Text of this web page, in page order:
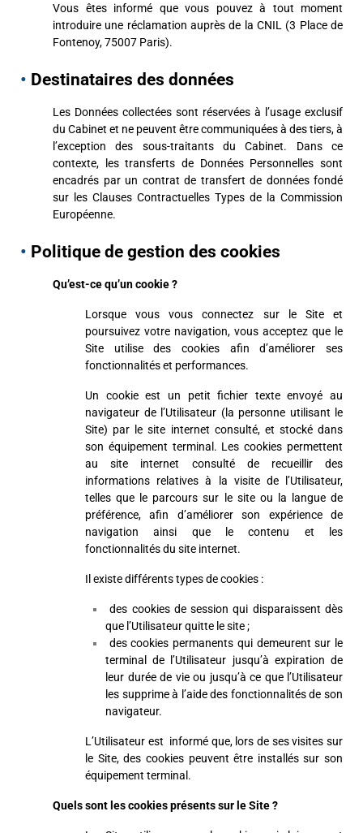
Vous êtes informé que vous pouvez à tout moment
introduire une réclamation auprès de la CNIL (3 Place de
Fontenoy, 75007 Paris).
• Destinataires des données
Les Données collectées sont réservées à l’usage exclusif
du Cabinet et ne peuvent être communiquées à des tiers, à
l’exception des sous-traitants du Cabinet. Dans ce
contexte, les transferts de Données Personnelles sont
encadrés par un contrat de transfert de données fondé
sur les Clauses Contractuelles Types de la Commission
Européenne.
• Politique de gestion des cookies
Qu’est-ce qu’un cookie ?
Lorsque vous vous connectez sur le Site et
poursuivez votre navigation, vous acceptez que le
Site utilise des cookies afin d’améliorer ses
fonctionnalités et performances.
Un cookie est un petit fichier texte envoyé au
navigateur de l’Utilisateur (la personne utilisant le
Site) par le site internet consulté, et stocké dans
son équipement terminal. Les cookies permettent
au site internet consulté de recueillir des
informations relatives à la visite de l’Utilisateur,
telles que le parcours sur le site ou la langue de
préférence, afin d’améliorer son expérience de
navigation ainsi que le contenu et les
fonctionnalités du site internet.
Il existe différents types de cookies :
des cookies de session qui disparaissent dès
que l’Utilisateur quitte le site ;
des cookies permanents qui demeurent sur le
terminal de l’Utilisateur jusqu’à expiration de
leur durée de vie ou jusqu’à ce que l’Utilisateur
les supprime à l’aide des fonctionnalités de son
navigateur.
L’Utilisateur est informé que, lors de ses visites sur
le Site, des cookies peuvent être installés sur son
équipement terminal.
Quels sont les cookies présents sur le Site ?